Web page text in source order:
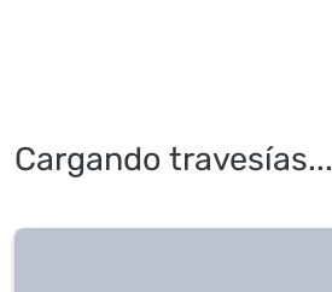
Cargando travesías...